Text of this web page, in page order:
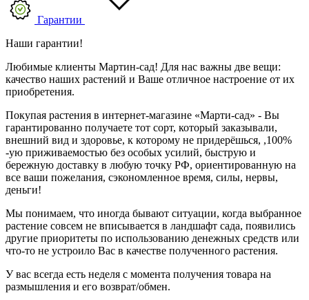
Гарантии
Наши гарантии!
Любимые клиенты Мартин-сад! Для нас важны две вещи:
качество наших растений и Ваше отличное настроение от их
приобретения.
Покупая растения в интернет-магазине «Марти-сад» - Вы
гарантированно получаете тот сорт, который заказывали,
внешний вид и здоровье, к которому не придерёшься, ,100%
-ую приживаемостью без особых усилий, быструю и
бережную доставку в любую точку РФ, ориентированную на
все ваши пожелания, сэкономленное время, силы, нервы,
деньги!
Мы понимаем, что иногда бывают ситуации, когда выбранное
растение совсем не вписывается в ландшафт сада, появились
другие приоритеты по использованию денежных средств или
что-то не устроило Вас в качестве полученного растения.
У вас всегда есть неделя с момента получения товара на
размышления и его возврат/обмен.